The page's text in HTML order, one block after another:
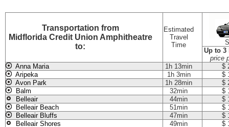
Transportation from
Midflorida Credit Union Amphitheatre
to:
Estimated
Travel
Time
Up to 3
price
Anna Maria
1h 13min
$
Aripeka
1h 3min
$
Avon Park
1h 28min
$
Balm
32min
$
Belleair
44min
$
Belleair Beach
51min
$
Belleair Bluffs
47min
$
Belleair Shores
49min
$